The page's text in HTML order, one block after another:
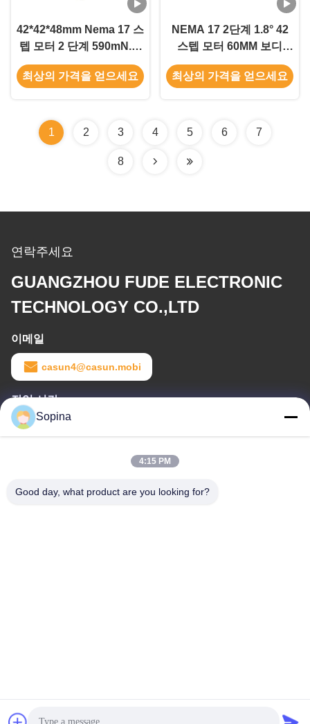
42*42*48mm Nema 17 스
텝 모터 2 단계 590mN.m
고토크
최상의 가격을 얻으세요
NEMA 17 2단계 1.8° 42
스텝 모터 60MM 보디
2.1A CNC
최상의 가격을 얻으세요
1 2 3 4 5 6 7
8
연락주세요
GUANGZHOU FUDE ELECTRONIC
TECHNOLOGY CO.,LTD
이메일
casun4@casun.mobi
작업 시간
8:00-20:00
NO.61 핑시 산업 구역, 후아산 시, 후아두 구, 광저우, 510880,중국
Sopina
4:15 PM
Good day, what product are you looking for?